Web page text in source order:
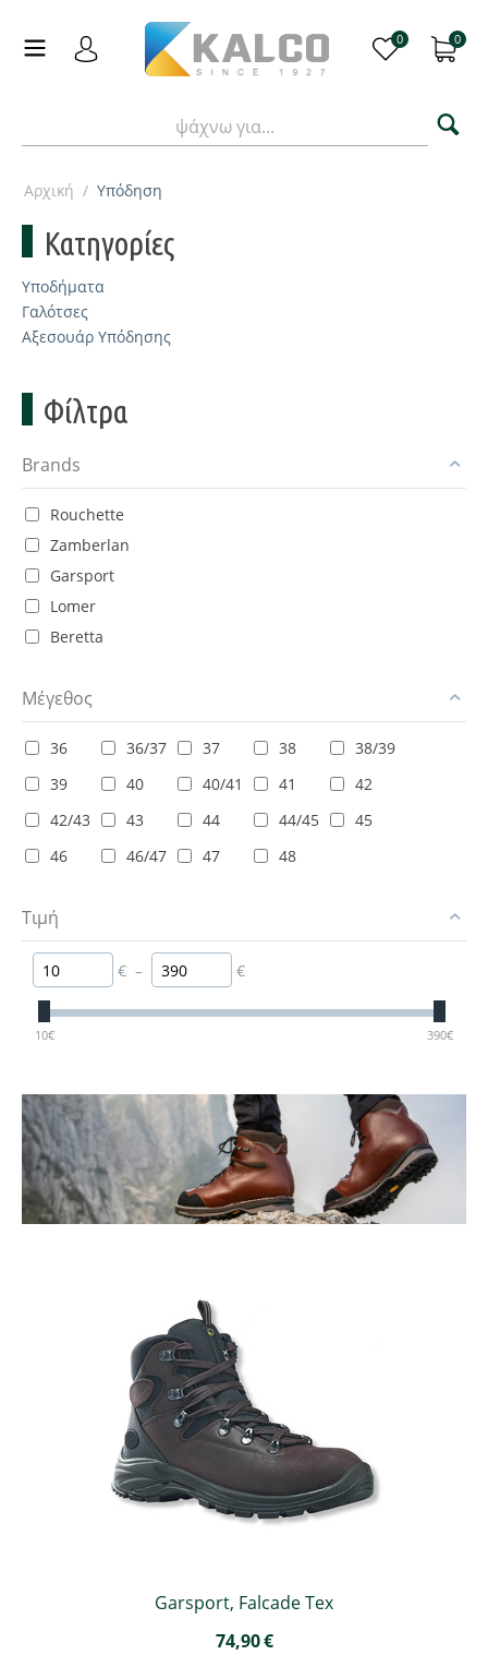
0 0
Αρχική / Υπόδηση
Κατηγορίες
Υποδήματα
Γαλότσες
Αξεσουάρ Υπόδησης
Φίλτρα
Brands
Rouchette
Zamberlan
Garsport
Lomer
Beretta
Μέγεθος
36 36/37 37 38
38/39
39
40 40/41 41
42
42/43
43 44 44/45
45
46
46/47 47 48
Τιμή
€ – €
10€ 390€
Garsport, Falcade Tex
74,90€